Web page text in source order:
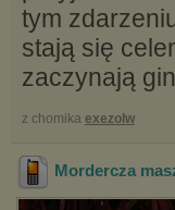
tym
stają się
zaczynają
z chomika exezolw
Mordercza